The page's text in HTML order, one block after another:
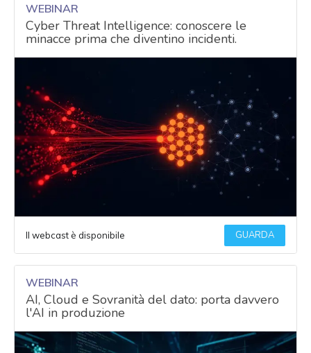
WEBINAR
Cyber Threat Intelligence: conoscere le
minacce prima che diventino incidenti.
Il webcast è disponibile GUARDA
WEBINAR
AI, Cloud e Sovranità del dato: porta davvero
l'AI in produzione